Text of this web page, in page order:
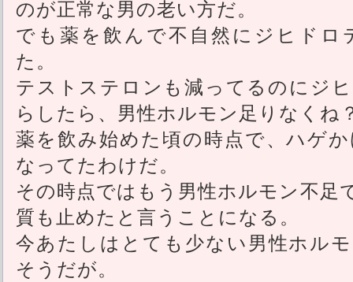
のが正常な男の老い方だ。
でも薬を飲んで不自然にジヒド
た。
テストステロンも減ってるのにジ
らしたら、男性ホルモン足りなくね
薬を飲み始めた頃の時点で、ハゲ
なってたわけだ。
その時点ではもう男性ホルモン不足
質も止めたと言うことになる。
今あたしはとても少ない男性ホル
そうだが。